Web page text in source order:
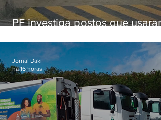
PF investiga postos que usaram
secretário morto em 2020
Jornal Daki
há 16 horas